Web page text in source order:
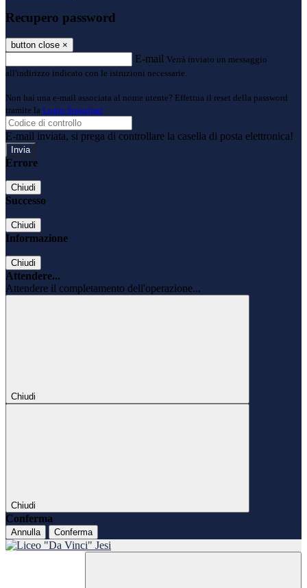
Recupero password
button close ×
E-mail Verrà inviato un messaggio
all'indirizzo indicato con le istruzioni necessarie.
Non hai una e-mail associata al nome utente? Effettua il reset della password
tramite la Login Spaggiari
E-mail inviata, si prega di controllare la casella di posta elettronica!
Errore
Chiudi
Successo
Chiudi
Informazione
Chiudi
Attendere...
Attendere il completamento dell'operazione...
Chiudi
Chiudi
Conferma
Annulla Conferma